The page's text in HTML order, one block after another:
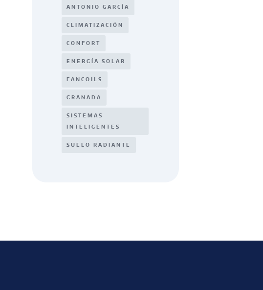
ANTONIO GARCÍA
CLIMATIZACIÓN
CONFORT
ENERGÍA SOLAR
FANCOILS
GRANADA
SISTEMAS
INTELIGENTES
SUELO RADIANTE